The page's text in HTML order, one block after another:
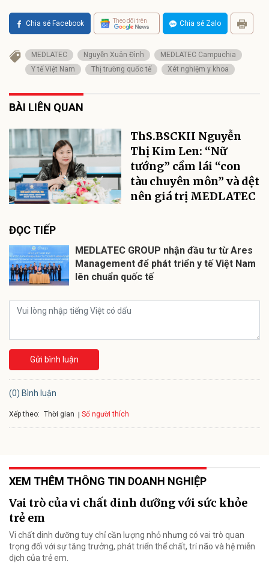
Chia sẻ Facebook Theo dõi trên Chia sẻ Zalo
MEDLATEC Nguyễn Xuân Đình
MEDLATEC Campuchia
Y tế Việt Nam
Thị trường quốc tế Xét nghiệm y khoa
BÀI LIÊN QUAN
ThS.BSCKII Nguyễn
Thị Kim Len: “Nữ
tướng” cầm lái “con
tàu chuyên môn” và dệt
nên giá trị MEDLATEC
ĐỌC TIẾP
MEDLATEC GROUP nhận đầu tư từ Ares
Management để phát triển y tế Việt Nam
lên chuẩn quốc tế
Gửi bình luận
(0) Bình luận
Xếp theo: Thời gian Số người thích
XEM THÊM THÔNG TIN DOANH NGHIỆP
Vai trò của vi chất dinh dưỡng với sức khỏe
trẻ em
Vi chất dinh dưỡng tuy chỉ cần lượng nhỏ nhưng có vai trò quan
trọng đối với sự tăng trưởng, phát triển thể chất, trí não và hệ miễn
dịch của trẻ em.